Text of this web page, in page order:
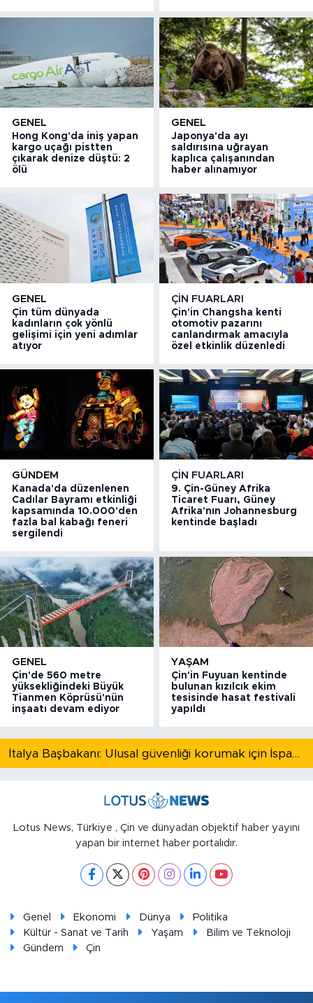
GENEL
Hong Kong'da iniş yapan
kargo uçağı pistten
çıkarak denize düştü: 2
ölü
GENEL
Japonya'da ayı
saldırısına uğrayan
kaplıca çalışanından
haber alınamıyor
GENEL
Çin tüm dünyada
kadınların çok yönlü
gelişimi için yeni adımlar
atıyor
ÇIN FUARLARI
Çin'in Changsha kenti
otomotiv pazarını
canlandırmak amacıyla
özel etkinlik düzenledi
GÜNDEM
Kanada'da düzenlenen
Cadılar Bayramı etkinliği
kapsamında 10.000'den
fazla bal kabağı feneri
sergilendi
ÇIN FUARLARI
9. Çin-Güney Afrika
Ticaret Fuarı, Güney
Afrika'nın Johannesburg
kentinde başladı
GENEL
Çin'de 560 metre
yüksekliğindeki Büyük
Tianmen Köprüsü'nün
inşaatı devam ediyor
YAŞAM
Çin'in Fuyuan kentinde
bulunan kızılcık ekim
tesisinde hasat festivali
yapıldı
İtalya Başbakanı: Ulusal güvenliği korumak için İspanya ile Schengen kapsamındaki serbest dolaşımı askıya alıyoruz
Lotus News, Türkiye , Çin ve dünyadan objektif haber yayını
yapan bir internet haber portalıdır.
Genel Ekonomi Dünya
Politika
Kültür - Sanat ve Tarih
Yaşam
Bilim ve Teknoloji
Gündem
Çin